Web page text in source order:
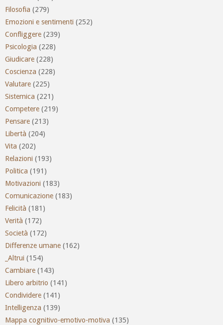
Filosofia (279)
Emozioni e sentimenti (252)
Confliggere (239)
Psicologia (228)
Giudicare (228)
Coscienza (228)
Valutare (225)
Sistemica (221)
Competere (219)
Pensare (213)
Libertà (204)
Vita (202)
Relazioni (193)
Politica (191)
Motivazioni (183)
Comunicazione (183)
Felicità (181)
Verità (172)
Società (172)
Differenze umane (162)
_Altrui (154)
Cambiare (143)
Libero arbitrio (141)
Condividere (141)
Intelligenza (139)
Mappa cognitivo-emotivo-motiva (135)